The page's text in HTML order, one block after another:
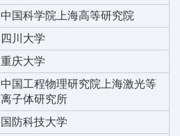
中国科学院上海高等研究院
四川大学
重庆大学
中国工程物理研究院上海激光等
离子体研究所
国防科技大学